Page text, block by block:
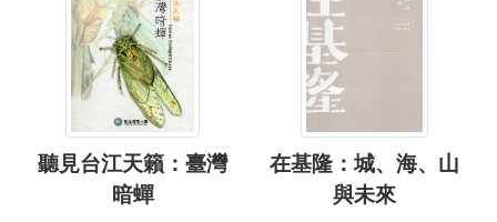
聽見台江天籟：臺灣
暗蟬
在基隆：城、海、山
與未來